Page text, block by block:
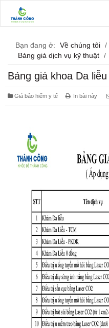
Bạn đang ở: Về chúng tôi /
Bảng giá dịch vụ kỹ thuật /
Bảng giá khoa Da liễu
Giá bảo hiểm y tế In bài này